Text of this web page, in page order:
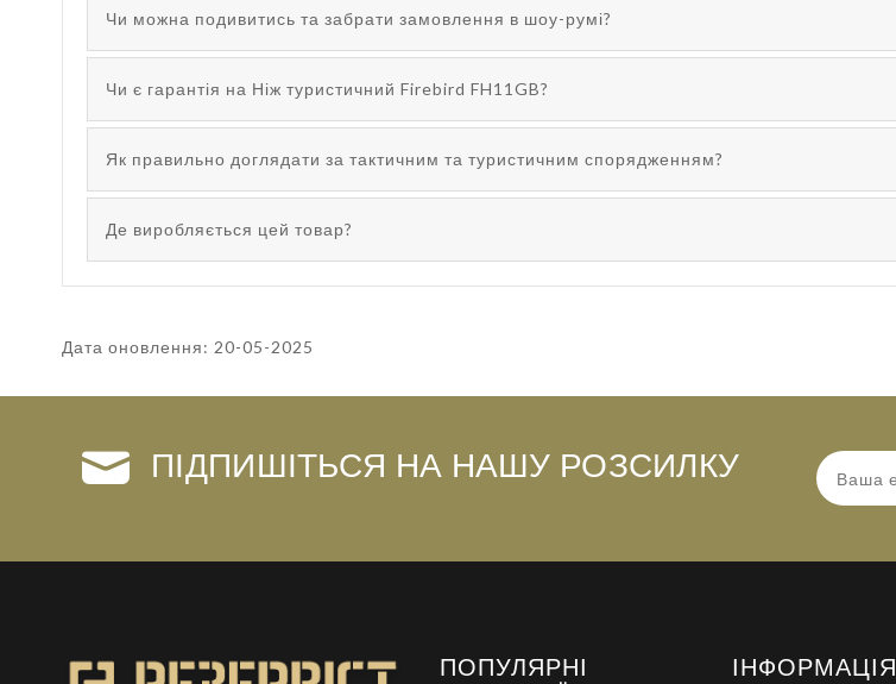
Чи можна подивитись та забрати замовлення в шоу-румі?
Чи є гарантія на Ніж туристичний Firebird FH11GB?
Як правильно доглядати за тактичним та туристичним спорядженням?
Де виробляється цей товар?
Дата оновлення: 20-05-2025
ПІДПИШІТЬСЯ НА НАШУ РОЗСИЛКУ
ПОПУЛЯРНІ
ІНФОРМАЦІЯ